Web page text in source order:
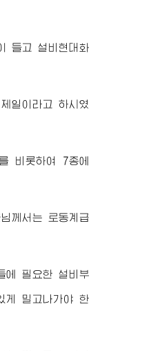
들고 설비현대화
일이라고 하시였
비롯하여 7종에
께서는 로동계급
에 필요한 설비부
게 밀고나가야 한